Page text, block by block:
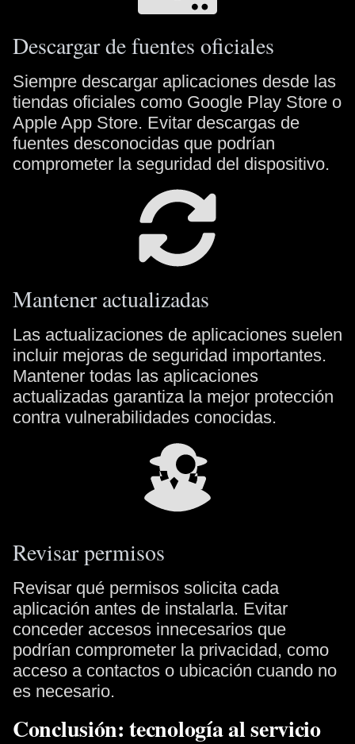
Descargar de fuentes oficiales
Siempre descargar aplicaciones desde las
tiendas oficiales como Google Play Store o
Apple App Store. Evitar descargas de
fuentes desconocidas que podrían
comprometer la seguridad del dispositivo.
Mantener actualizadas
Las actualizaciones de aplicaciones suelen
incluir mejoras de seguridad importantes.
Mantener todas las aplicaciones
actualizadas garantiza la mejor protección
contra vulnerabilidades conocidas.
Revisar permisos
Revisar qué permisos solicita cada
aplicación antes de instalarla. Evitar
conceder accesos innecesarios que
podrían comprometer la privacidad, como
acceso a contactos o ubicación cuando no
es necesario.
Conclusión: tecnología al servicio